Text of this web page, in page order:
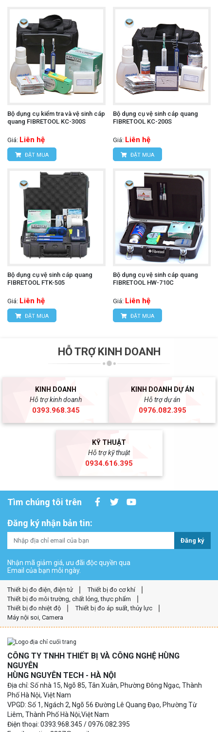
Bộ dụng cụ kiểm tra và vệ sinh cáp
quang FIBRETOOL KC-300S
Giá: Liên hệ
ĐẶT MUA
Bộ dụng cụ vệ sinh cáp quang
FIBRETOOL KC-200S
Giá: Liên hệ
ĐẶT MUA
Bộ dụng cụ vệ sinh cáp quang
FIBRETOOL FTK-505
Giá: Liên hệ
ĐẶT MUA
Bộ dụng cụ vệ sinh cáp quang
FIBRETOOL HW-710C
Giá: Liên hệ
ĐẶT MUA
HỖ TRỢ KINH DOANH
KINH DOANH
Hỗ trợ kinh doanh
0393.968.345
KINH DOANH DỰ ÁN
Hỗ trợ dự án
0976.082.395
KỸ THUẬT
Hỗ trợ kỹ thuật
0934.616.395
Tìm chúng tôi trên
Đăng ký nhận bản tin:
Đăng ký
Nhận mã giảm giá, ưu đãi độc quyền qua
Email của bạn mỗi ngày.
Thiết bị đo điện, điện tử
Thiết bị đo cơ khí
Thiết bị đo môi trường, chất lỏng, thực phẩm
Thiết bị đo nhiệt độ
Thiết bị đo áp suất, thủy lực
Máy nội soi, Camera
CÔNG TY TNHH THIẾT BỊ VÀ CÔNG NGHỆ HÙNG
NGUYÊN
HÙNG NGUYÊN TECH - HÀ NỘI
Địa chỉ: Số nhà 15, Ngõ 85, Tân Xuân, Phường Đông Ngạc, Thành
Phố Hà Nội, Việt Nam
VPGD: Số 1, Ngách 2, Ngõ 56 Đường Lê Quang Đạo, Phường Từ
Liêm, Thành Phố Hà Nội,Việt Nam
Điện thoại: 0393.968.345 / 0976.082.395